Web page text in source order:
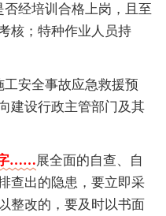
否经培训合格上岗，且至
核；特种作业人员持
工安全事故应急救援预
建设行政主管部门及其
……展全面的自查、自
查出的隐患，要立即采
整改的，要及时以书面